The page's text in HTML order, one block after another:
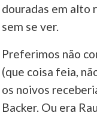
douradas em alto
sem se ver.
Preferimos não
(que coisa feia,
os noivos
Backer. Ou era